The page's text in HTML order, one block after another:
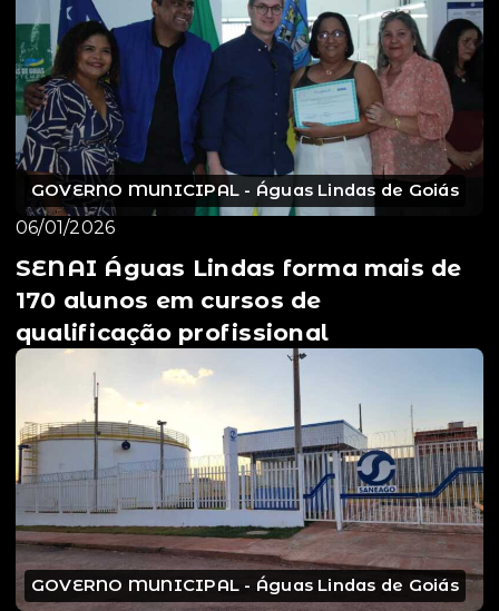
GOVERNO MUNICIPAL - Águas Lindas de Goiás
06/01/2026
SENAI Águas Lindas forma mais de
170 alunos em cursos de
qualificação profissional
GOVERNO MUNICIPAL - Águas Lindas de Goiás